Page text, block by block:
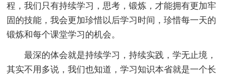
程，我们只有持续学习，思考，锻炼，才能拥有更加牢
固的技能，我会更加珍惜以后学习时间，珍惜每一天的
锻炼和每个课堂学习的机会。
最深的体会就是持续学习，持续实践，学无止境，
其实不用多说，我们也知道，学习知识本省就是一个长